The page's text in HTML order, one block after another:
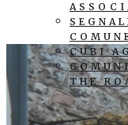
CUBI
THE